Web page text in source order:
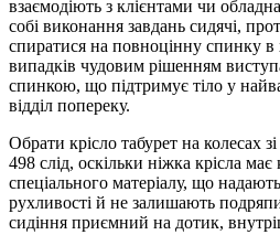
взаємодіють з клієнтами чи
собі виконання завдань сидячі,
спиратися на повноцінну спинку в
випадків чудовим рішенням
спинкою, що підтримує тіло у
відділ попереку.
Обрати крісло табурет на колесах
498 слід, оскільки ніжка крісла має
спеціального матеріалу, що
рухливості й не залишають
сидіння приємний на дотик,